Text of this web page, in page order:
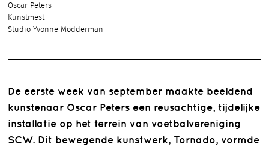
Oscar Peters
Kunstmest
Studio Yvonne Modderman
De eerste week van september maakte beeldend
kunstenaar Oscar Peters een reusachtige, tijdelijke
installatie op het terrein van voetbalvereniging
SCW. Dit bewegende kunstwerk, Tornado, vormde